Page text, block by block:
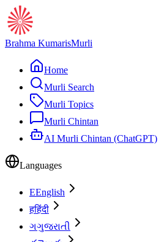
Brahma KumarisMurli
Home
Murli Search
Murli Topics
Murli Chintan
AI Murli Chintan (ChatGPT)
Languages
EEnglish
हहिंदी
ગગુજરાતી